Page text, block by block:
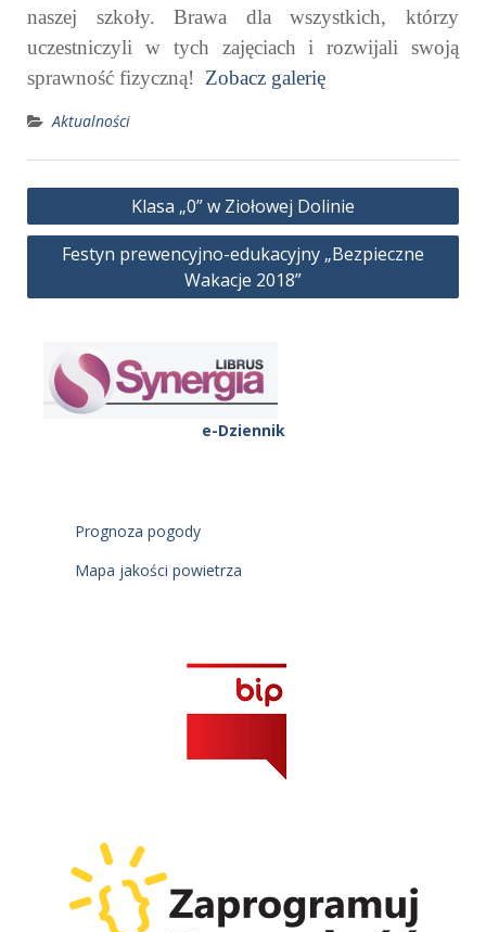
naszej szkoły. Brawa dla wszystkich, którzy
uczestniczyli w tych zajęciach i rozwijali swoją
sprawność fizyczną!
Zobacz galerię
Aktualności
Nawigacja
wpisu
Klasa „0” w Ziołowej Dolinie
Festyn prewencyjno-edukacyjny „Bezpieczne
Wakacje 2018”
e-Dziennik
Prognoza pogody
Mapa jakości powietrza